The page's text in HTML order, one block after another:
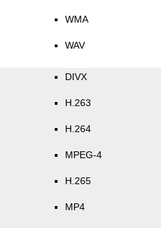
WMA
WAV
DIVX
H.263
H.264
MPEG-4
H.265
MP4